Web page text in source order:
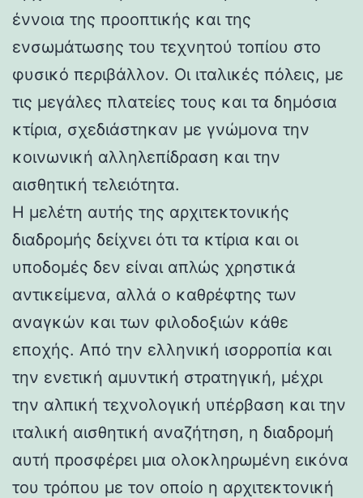
έννοια της προοπτικής και της
ενσωμάτωσης του τεχνητού τοπίου στο
φυσικό περιβάλλον. Οι ιταλικές πόλεις, με
τις μεγάλες πλατείες τους και τα δημόσια
κτίρια, σχεδιάστηκαν με γνώμονα την
κοινωνική αλληλεπίδραση και την
αισθητική τελειότητα.
Η μελέτη αυτής της αρχιτεκτονικής
διαδρομής δείχνει ότι τα κτίρια και οι
υποδομές δεν είναι απλώς χρηστικά
αντικείμενα, αλλά ο καθρέφτης των
αναγκών και των φιλοδοξιών κάθε
εποχής. Από την ελληνική ισορροπία και
την ενετική αμυντική στρατηγική, μέχρι
την αλπική τεχνολογική υπέρβαση και την
ιταλική αισθητική αναζήτηση, η διαδρομή
αυτή προσφέρει μια ολοκληρωμένη εικόνα
του τρόπου με τον οποίο η αρχιτεκτονική